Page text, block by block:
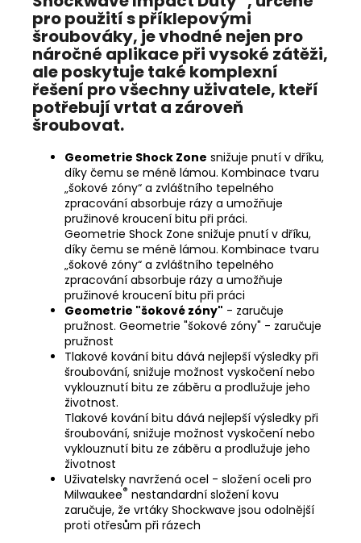
pro použití s příklepovými
šroubováky, je vhodné nejen pro
náročné aplikace při vysoké zátěži,
ale poskytuje také komplexní
řešení pro všechny uživatele, kteří
potřebují vrtat a zároveň
šroubovat.
Geometrie Shock Zone snižuje pnutí v dříku,
díky čemu se méně lámou. Kombinace tvaru
„šokové zóny“ a zvláštního tepelného
zpracování absorbuje rázy a umožňuje
pružinové kroucení bitu při práci.
Geometrie Shock Zone snižuje pnutí v dříku,
díky čemu se méně lámou. Kombinace tvaru
„šokové zóny“ a zvláštního tepelného
zpracování absorbuje rázy a umožňuje
pružinové kroucení bitu při práci
Geometrie "šokové zóny" - zaručuje
pružnost. Geometrie "šokové zóny" - zaručuje
pružnost
Tlakové kování bitu dává nejlepší výsledky při
šroubování, snižuje možnost vyskočení nebo
vyklouznutí bitu ze záběru a prodlužuje jeho
životnost.
Tlakové kování bitu dává nejlepší výsledky při
šroubování, snižuje možnost vyskočení nebo
vyklouznutí bitu ze záběru a prodlužuje jeho
životnost
Uživatelsky navržená ocel - složení oceli pro
Milwaukee® nestandardní složení kovu
zaručuje, že vrtáky Shockwave jsou odolnější
proti otřesům při rázech
290
Kč
Původně:
990